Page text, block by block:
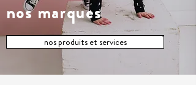
nos marques
nos produits et services